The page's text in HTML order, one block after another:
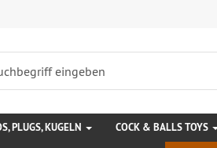
PLUGS, KUGELN COCK & BALLS TOYS